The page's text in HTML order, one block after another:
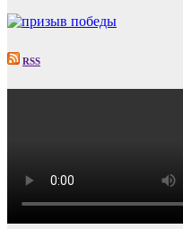
RSS